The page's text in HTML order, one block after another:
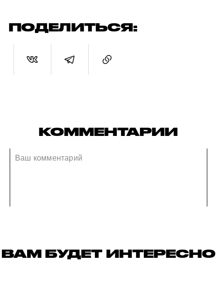
ПОДЕЛИТЬСЯ:
КОММЕНТАРИИ
ВАМ БУДЕТ ИНТЕРЕСНО